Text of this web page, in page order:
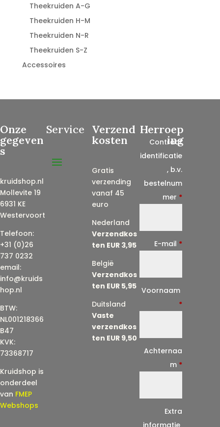
Theekruiden A-G
Theekruiden H-M
Theekruiden N-R
Theekruiden S-Z
Accessoires
Onze
gegeven
s
kruidshop.nl
Mollevite 19
6931 KE
Westervoort
Telefoon:
+31 (0)26
737 0232
email:
info@kruids
hop.nl
BTW:
NL001218366
B47
KVK:
73368717
Kruidshop is
onderdeel
van FMEP
Webshops
Service Verzend
kosten
Gratis
verzending
vanaf 45
euro
Nederland
Verzendkos
ten EUR 3,95
België
Verzendkos
ten EUR 5,95
Duitsland
Vaste
verzendkos
ten EUR 9,50
Herroep
ing
Contract
identificatie
, b.v.
bestelnum
mer *
E-mail *
Voornaam
*
Achternaa
m *
Extra
informatie